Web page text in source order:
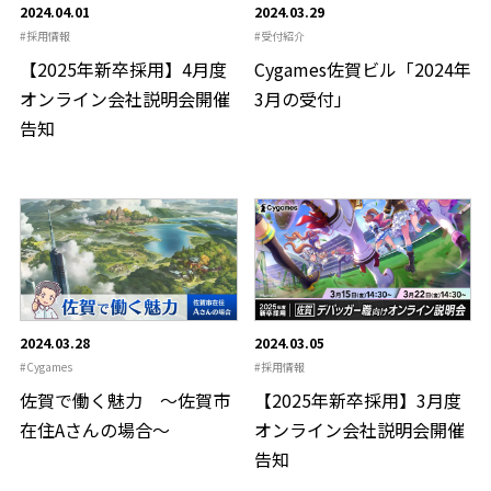
2024.04.01
採用情報
【2025年新卒採用】4月度
オンライン会社説明会開催
告知
2024.03.29
受付紹介
Cygames佐賀ビル「2024年
3月の受付」
2024.03.28
Cygames
佐賀で働く魅力 ～佐賀市
在住Aさんの場合～
2024.03.05
採用情報
【2025年新卒採用】3月度
オンライン会社説明会開催
告知